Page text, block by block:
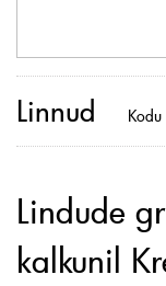
Linnud Kodu
Lindude
kalkunil